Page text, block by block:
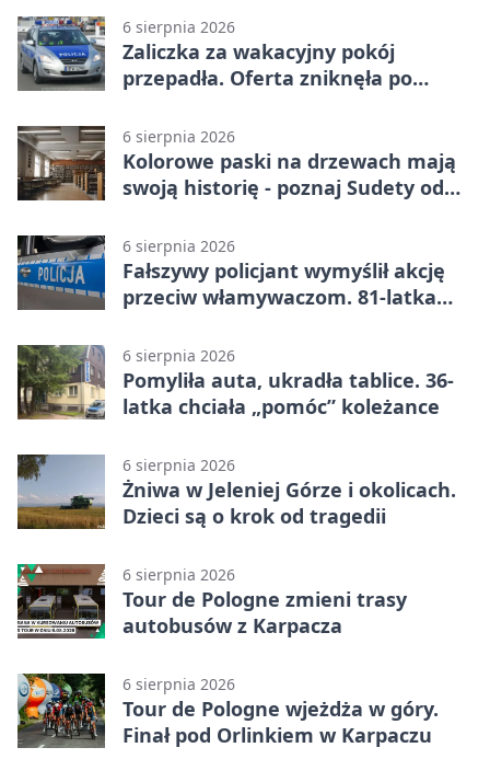
6 sierpnia 2026
Zaliczka za wakacyjny pokój
przepadła. Oferta zniknęła po
6 sierpnia 2026
Kolorowe paski na drzewach mają
swoją historię - poznaj Sudety od
6 sierpnia 2026
Fałszywy policjant wymyślił akcję
przeciw włamywaczom. 81-latka
6 sierpnia 2026
Pomyliła auta, ukradła tablice. 36-
latka chciała „pomóc” koleżance
6 sierpnia 2026
Żniwa w Jeleniej Górze i okolicach.
Dzieci są o krok od tragedii
6 sierpnia 2026
Tour de Pologne zmieni trasy
autobusów z Karpacza
6 sierpnia 2026
Tour de Pologne wjeżdża w góry.
Finał pod Orlinkiem w Karpaczu